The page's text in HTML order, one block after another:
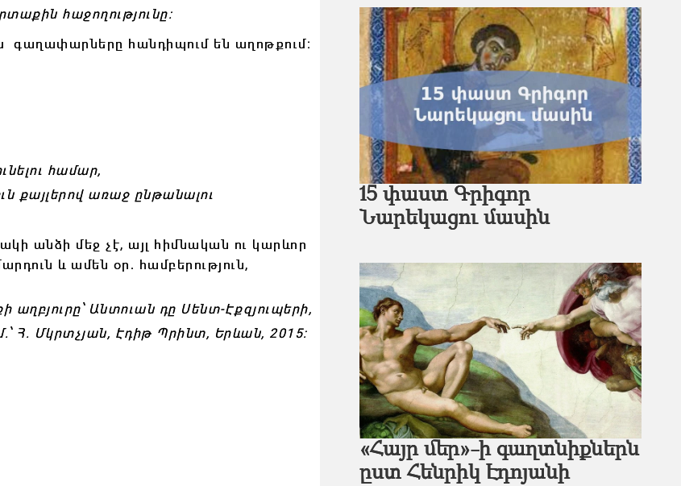
հաջողությունը։
գաղափարները հանդիպում են աղոթքում։
համար,
քայլերով առաջ ընթանալու
անձի մեջ չէ, այլ հիմնական ու կարևոր
և ամեն օր․ համբերություն,
աղբյուրը՝ Անտուան դը Սենտ-Էքզյուպերի,
Հ․ Մկրտչյան, Էդիթ Պրինտ, Երևան, 2015:
15 փաստ Գրիգոր
Նարեկացու մասին
«Հայր մեր»-ի գաղտնիքներն
ըստ Հենրիկ Էդոյանի